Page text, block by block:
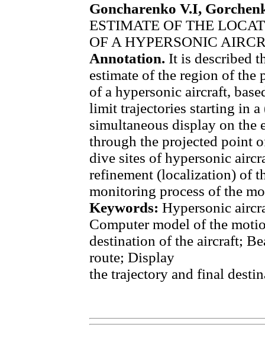
Goncharenko V.I,
ESTIMATE OF THE
OF A HYPERSONIC
Annotation. It is described
estimate of the region of the
of a hypersonic aircraft,
limit trajectories starting in
simultaneous display on the
through the projected point
dive sites of hypersonic
refinement (localization) of
monitoring process of the
Keywords: Hypersonic
Computer model of the
destination of the aircraft;
route; Display
the trajectory and final